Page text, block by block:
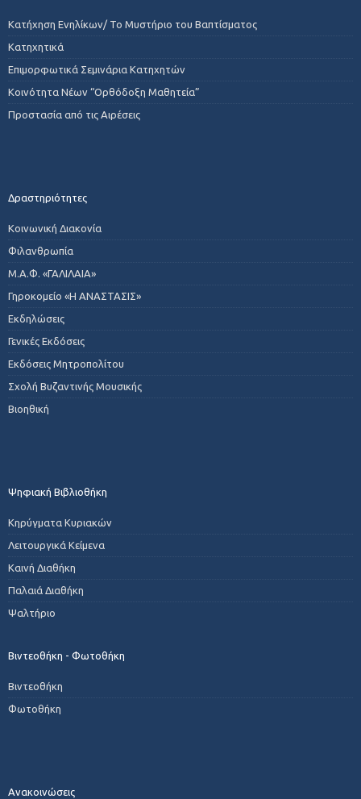
Κατήχηση Ενηλίκων/ Το Μυστήριο του Βαπτίσματος
Κατηχητικά
Επιμορφωτικά Σεμινάρια Κατηχητών
Κοινότητα Νέων “Ορθόδοξη Μαθητεία”
Προστασία από τις Αιρέσεις
Δραστηριότητες
Κοινωνική Διακονία
Φιλανθρωπία
Μ.Α.Φ. «ΓΑΛΙΛΑΙΑ»
Γηροκομείο «Η ΑΝΑΣΤΑΣΙΣ»
Εκδηλώσεις
Γενικές Εκδόσεις
Εκδόσεις Μητροπολίτου
Σχολή Βυζαντινής Μουσικής
Βιοηθική
Ψηφιακή Βιβλιοθήκη
Κηρύγματα Κυριακών
Λειτουργικά Κείμενα
Καινή Διαθήκη
Παλαιά Διαθήκη
Ψαλτήριο
Βιντεοθήκη - Φωτοθήκη
Βιντεοθήκη
Φωτοθήκη
Ανακοινώσεις